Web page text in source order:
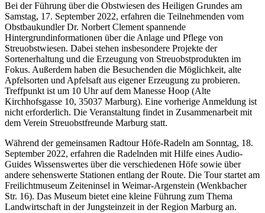
Bei der Führung über die Obstwiesen des Heiligen Grundes am
Samstag, 17. September 2022, erfahren die Teilnehmenden vom
Obstbaukundler Dr. Norbert Clement spannende
Hintergrundinformationen über die Anlage und Pflege von
Streuobstwiesen. Dabei stehen insbesondere Projekte der
Sortenerhaltung und die Erzeugung von Streuobstprodukten im
Fokus. Außerdem haben die Besuchenden die Möglichkeit, alte
Apfelsorten und Apfelsaft aus eigener Erzeugung zu probieren.
Treffpunkt ist um 10 Uhr auf dem Manesse Hoop (Alte
Kirchhofsgasse 10, 35037 Marburg). Eine vorherige Anmeldung ist
nicht erforderlich. Die Veranstaltung findet in Zusammenarbeit mit
dem Verein Streuobstfreunde Marburg statt.
Während der gemeinsamen Radtour Höfe-Radeln am Sonntag, 18.
September 2022, erfahren die Radelnden mit Hilfe eines Audio-
Guides Wissenswertes über die verschiedenen Höfe sowie über
andere sehenswerte Stationen entlang der Route. Die Tour startet am
Freilichtmuseum Zeiteninsel in Weimar-Argenstein (Wenkbacher
Str. 16). Das Museum bietet eine kleine Führung zum Thema
Landwirtschaft in der Jungsteinzeit in der Region Marburg an.